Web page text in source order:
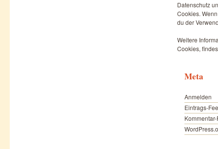
Datenschutz
Cookies.
du der
Weitere
Cookies,
Meta
Anmelden
Eintrags-